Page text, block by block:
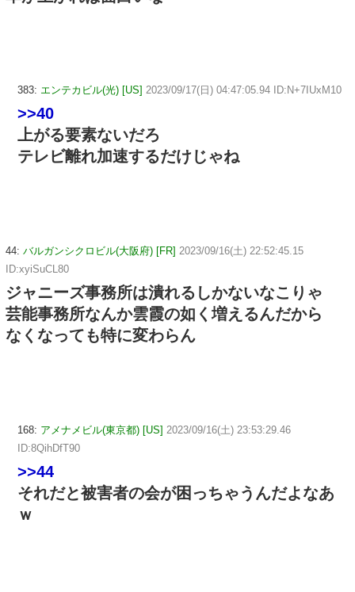
383: エンテカビル(光) [US] 2023/09/17(日) 04:47:05.94 ID:N+7IUxM10
>>40
上がる要素ないだろ
テレビ離れ加速するだけじゃね
44: バルガンシクロビル(大阪府) [FR] 2023/09/16(土) 22:52:45.15
ID:xyiSuCL80
ジャニーズ事務所は潰れるしかないなこりゃ
芸能事務所なんか雲霞の如く増えるんだから
なくなっても特に変わらん
168: アメナメビル(東京都) [US] 2023/09/16(土) 23:53:29.46
ID:8QihDfT90
>>44
それだと被害者の会が困っちゃうんだよなあ
ｗ